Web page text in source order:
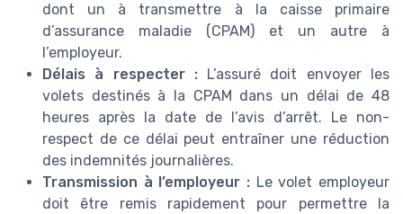
dont un à transmettre à la caisse primaire
d’assurance maladie (CPAM) et un autre à
l’employeur.
Délais à respecter :L’assuré doit envoyer les
volets destinés à la CPAM dans un délai de 48
heures après la date de l’avis d’arrêt. Le non-
respect de ce délai peut entraîner une réduction
des indemnités journalières.
Transmission à l’employeur : Le volet employeur
doit être remis rapidement pour permettre la